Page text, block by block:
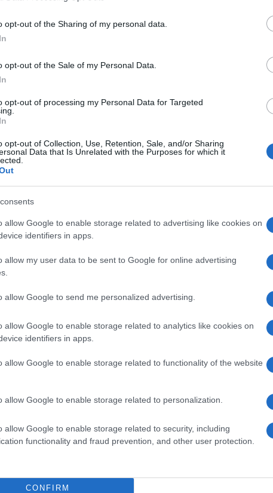
opt-out of the Sharing of my personal data.
opt-out of the Sale of my Personal Data.
opt-out of processing my Personal Data for Targeted
opt-out of Collection, Use, Retention, Sale, and/or Sharing
Data that Is Unrelated with the Purposes for which it
allow Google to enable storage related to advertising like cookies on
identifiers in apps.
allow my user data to be sent to Google for online advertising
allow Google to send me personalized advertising.
allow Google to enable storage related to analytics like cookies on
identifiers in apps.
allow Google to enable storage related to functionality of the website
allow Google to enable storage related to personalization.
allow Google to enable storage related to security, including
functionality and fraud prevention, and other user protection.
CONFIRM
hanno ampliato l’azienda di famiglia
di altre aziende di media
cedettero aFiat . Qua i loro destini
dell’ingegner Carlo, come lo
Torino i Re si chiamavano per nome) è
costose, scivolate. Non
sua vita, il rigore manageriale in questi
componente romantica, una specie di
Zafferano feci, a titolo personale, uno
2016, sulla crisi dei giornali. Mi ero
degradare. Osservavo
di quello che si doveva fare, ma
ottuso taglio dei costisenza uno straccio
partendo dal basso, anziché dall’alto,
e di costi ma uno che cambia il
organizzativi dei singoli. Tutti
abbattevano i costi in modo lineare, o
di fusioni, infine continui cambi di
che non esisteva. Risultati? Nulli, anzi
erano insufficienti. Poi passavi
part time, alrestylingdel giornale, infine
settore.